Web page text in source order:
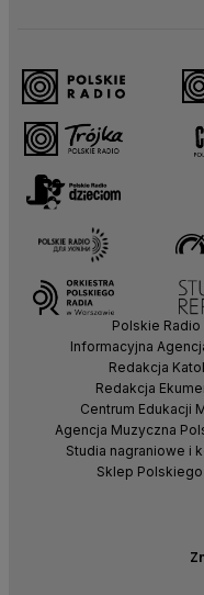
Polskie Radio
Informacyjna
Redakcja
Redakcja
Centrum Edukacji
Agencja Muzyczna
Studia nagraniowe i
Sklep Polskiego